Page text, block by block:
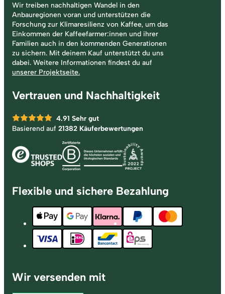
Wir treiben nachhaltigen Wandel in den
Anbauregionen voran und unterstützen die
Forschung zur Klimaresilienz von Kaffee, um das
Einkommen der Kaffeefarmer:innen und ihrer
Familien auch in den kommenden Generationen
zu sichern. Mit deinem Kauf unterstützt du uns
dabei. Weitere Informationen findest du auf
unserer Projektseite.
Vertrauen und Nachhaltigkeit
4.91 Sehr gut
Basierend auf 21382 Käuferbewertungen
Flexible und sichere Bezahlung
Wir versenden mit